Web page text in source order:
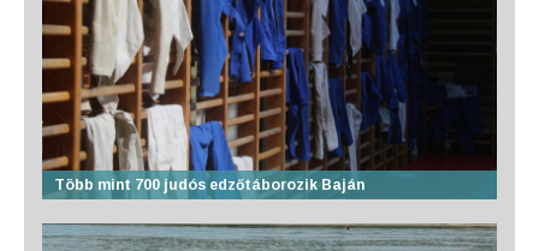
Több mint 700 judós edzőtáborozik Baján